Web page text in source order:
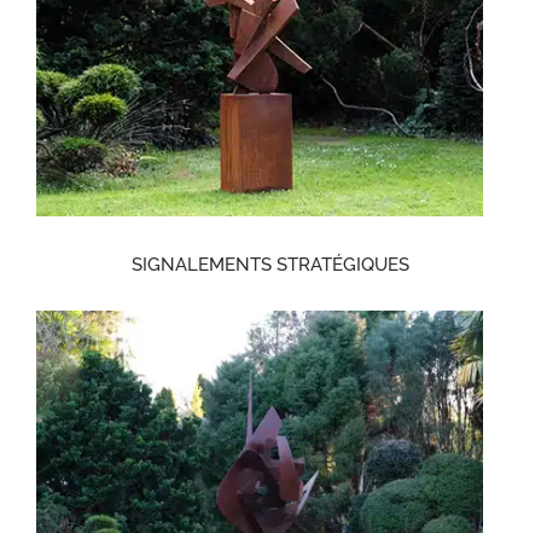
SIGNALEMENTS STRATÉGIQUES